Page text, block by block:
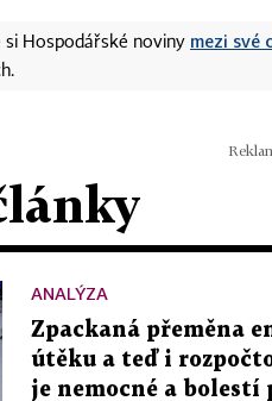
si Hospodářské noviny mezi své
ANALÝZA
Zpackaná přeměna
útěku a teď i
je nemocné a bolestí